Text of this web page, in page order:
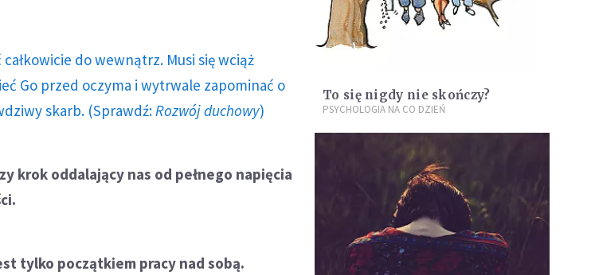
do wewnątrz. Musi się wciąż
Go przed oczyma i wytrwale zapominać o
skarb. (Sprawdź: Rozwój duchowy)
krok oddalający nas od pełnego napięcia
tylko początkiem pracy nad sobą.
To się nigdy nie skończy?
PSYCHOLOGIA NA CO DZIEŃ